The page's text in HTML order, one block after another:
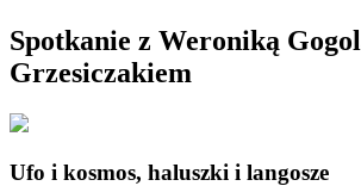
Spotkanie z Weroniką
Grzesiczakiem
Ufo i kosmos, haluszki i langosze